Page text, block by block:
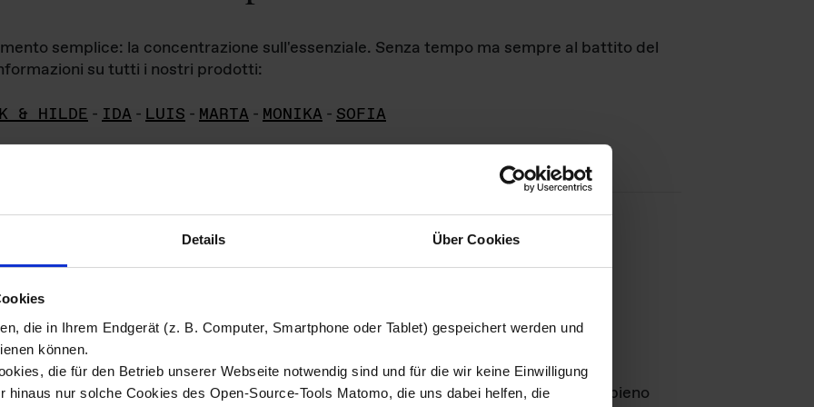
Details Über Cookies
die in Ihrem Endgerät (z. B. Computer, Smartphone oder Tablet) gespeichert werden und
können.
die für den Betrieb unserer Webseite notwendig sind und für die wir keine Einwilligung
hinaus nur solche Cookies des Open-Source-Tools Matomo, die uns dabei helfen, die
semplice: la concentrazione sull'essenziale. Senza tempo ma sempre al battito del
su tutti i nostri prodotti:
& HILDE - IDA - LUIS - MARTA - MONIKA - SOFIA
di immagini
materiale fotografico sono detenuti daDas ganze LebenGmbH e rimangono in pieno